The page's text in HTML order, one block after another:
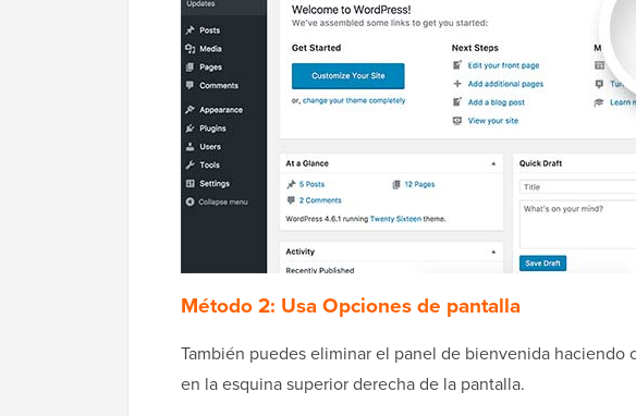
Método 2: Usa Opciones de pantalla
También puedes eliminar el panel de bienvenida haciendo
en la esquina superior derecha de la pantalla.